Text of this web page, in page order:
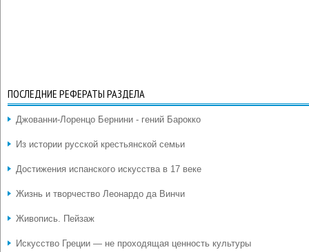
ПОСЛЕДНИЕ РЕФЕРАТЫ РАЗДЕЛА
Джованни-Лоренцо Бернини - гений Барокко
Из истории русской крестьянской семьи
Достижения испанского искусства в 17 веке
Жизнь и творчество Леонардо да Винчи
Живопись. Пейзаж
Искусство Греции — не проходящая ценность культуры